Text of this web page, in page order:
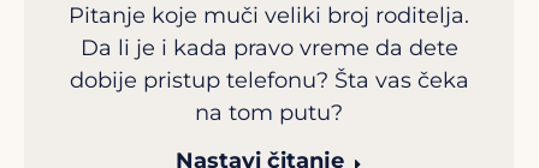
Pitanje koje muči veliki broj roditelja.
Da li je i kada pravo vreme da dete
dobije pristup telefonu? Šta vas čeka
na tom putu?
Nastavi čitanje